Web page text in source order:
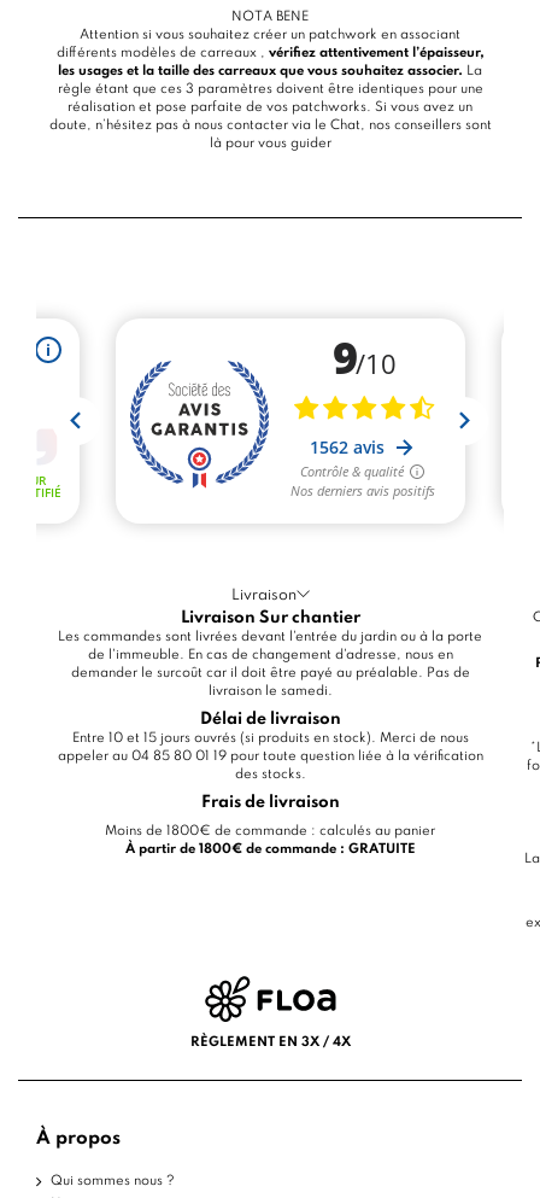
NOTA BENE
Attention si vous souhaitez créer un patchwork en associant
différents modèles de carreaux , vérifiez attentivement l’épaisseur,
les usages et la taille des carreaux que vous souhaitez associer. La
règle étant que ces 3 paramètres doivent être identiques pour une
réalisation et pose parfaite de vos patchworks. Si vous avez un
doute, n’hésitez pas à nous contacter via le Chat, nos conseillers sont
là pour vous guider
Livraison
Livraison Sur chantier
Les commandes sont livrées devant l'entrée du jardin ou à la porte
de l'immeuble. En cas de changement d'adresse, nous en
demander le surcoût car il doit être payé au préalable. Pas de
livraison le samedi.
Délai de livraison
Entre 10 et 15 jours ouvrés (si produits en stock). Merci de nous
appeler au 04 85 80 01 19 pour toute question liée à la vérification
des stocks.
Frais de livraison
Moins de 1800€ de commande : calculés au panier
À partir de 1800€ de commande : GRATUITE
RÈGLEMENT EN 3X / 4X
À propos
Qui sommes nous ?